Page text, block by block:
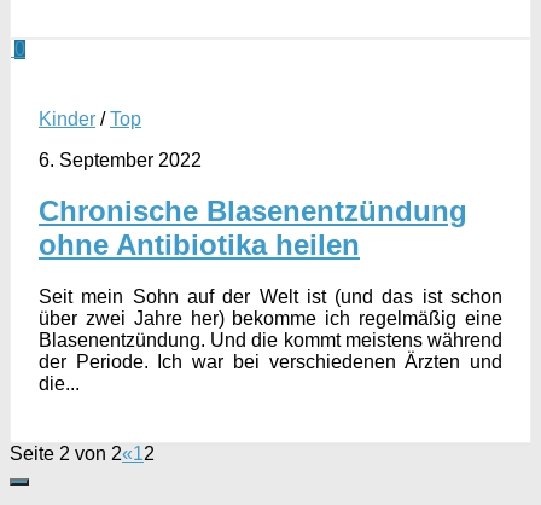
0
Kinder /Top
6. September 2022
Chronische Blasenentzündung
ohne Antibiotika heilen
Seit mein Sohn auf der Welt ist (und das ist schon
über zwei Jahre her) bekomme ich regelmäßig eine
Blasenentzündung. Und die kommt meistens während
der Periode. Ich war bei verschiedenen Ärzten und
die...
Seite 2 von 2«12